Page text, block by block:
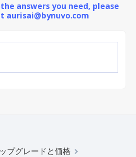
answers you need, please
aurisai@bynuvo.com
プグレードと価格